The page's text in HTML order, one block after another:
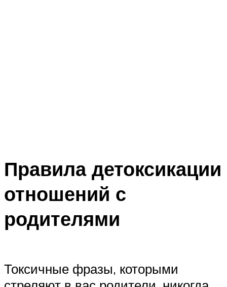
Правила детоксикации
отношений с
родителями
Токсичные фразы, которыми